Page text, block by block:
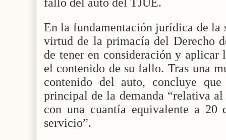
En la fundamentación jurídica de la
virtud de la primacía del Derecho
de tener en consideración y
el contenido de su fallo. Tras una
contenido del auto, concluye que
principal de la demanda “relativa
con una cuantía equivalente a 20
servicio”.